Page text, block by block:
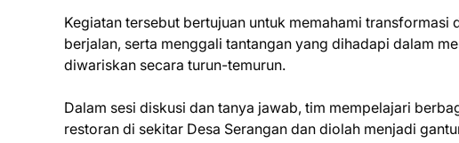
Kegiatan tersebut bertujuan untuk memahami
berjalan, serta menggali tantangan yang dihadapi dalam
diwariskan secara turun-temurun.
Dalam sesi diskusi dan tanya jawab, tim mempelajari
restoran di sekitar Desa Serangan dan diolah menjadi